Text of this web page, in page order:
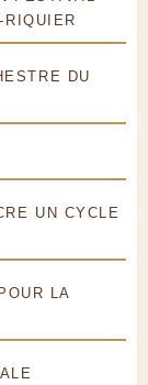
DU
UN CYCLE
LA